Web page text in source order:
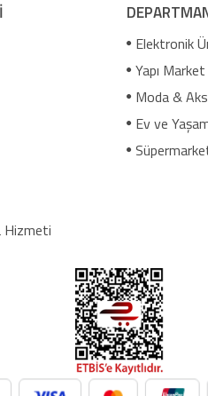
Hizmeti
Elektronik
Yapı
Moda &
Ev ve